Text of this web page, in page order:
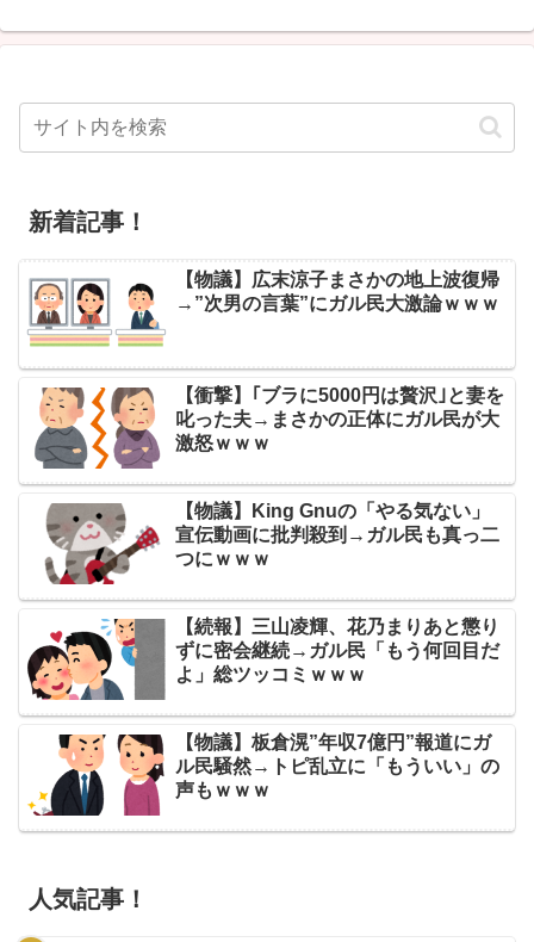
新着記事！
【物議】広末涼子まさかの地上波復帰
→”次男の言葉”にガル民大激論ｗｗｗ
【衝撃】｢ブラに5000円は贅沢｣と妻を
叱った夫→まさかの正体にガル民が大
激怒ｗｗｗ
【物議】King Gnuの「やる気ない」
宣伝動画に批判殺到→ガル民も真っ二
つにｗｗｗ
【続報】三山凌輝、花乃まりあと懲り
ずに密会継続→ガル民「もう何回目だ
よ」総ツッコミｗｗｗ
【物議】板倉滉”年収7億円”報道にガ
ル民騒然→トピ乱立に「もういい」の
声もｗｗｗ
人気記事！